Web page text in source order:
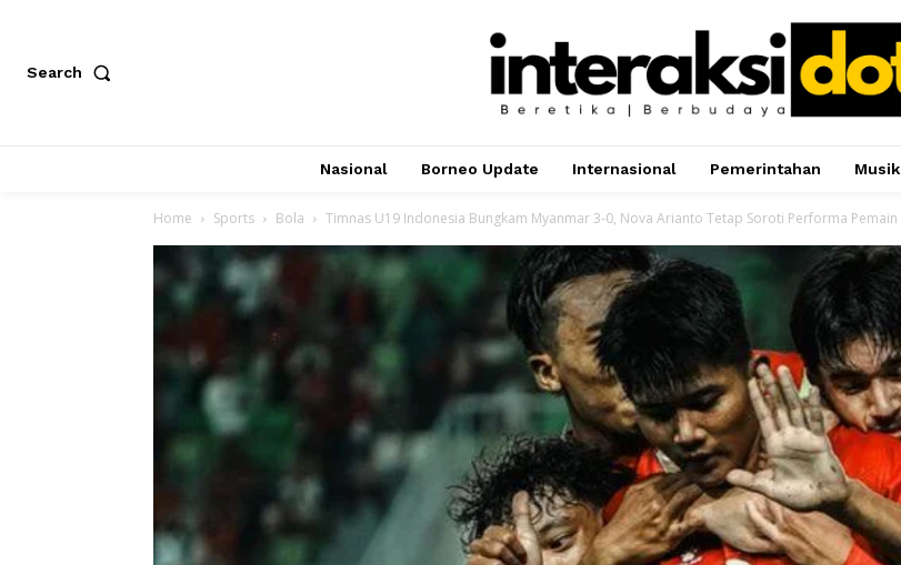
Search
Nasional Borneo Update Internasional Pemerintahan Musik
Home Sports Bola Timnas U19 Indonesia Bungkam Myanmar 3-0, Nova Arianto Tetap Soroti Performa Pemain